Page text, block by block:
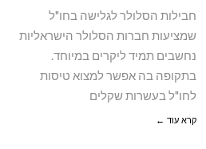
חבילות הסלולר לגלישה בחו"ל
שמציעות חברות הסלולר הישראליות
נחשבים תמיד ליקרים במיוחד.
בתקופה בה אפשר למצוא טיסות
לחו"ל בעשרות שקלים
קרא עוד ←